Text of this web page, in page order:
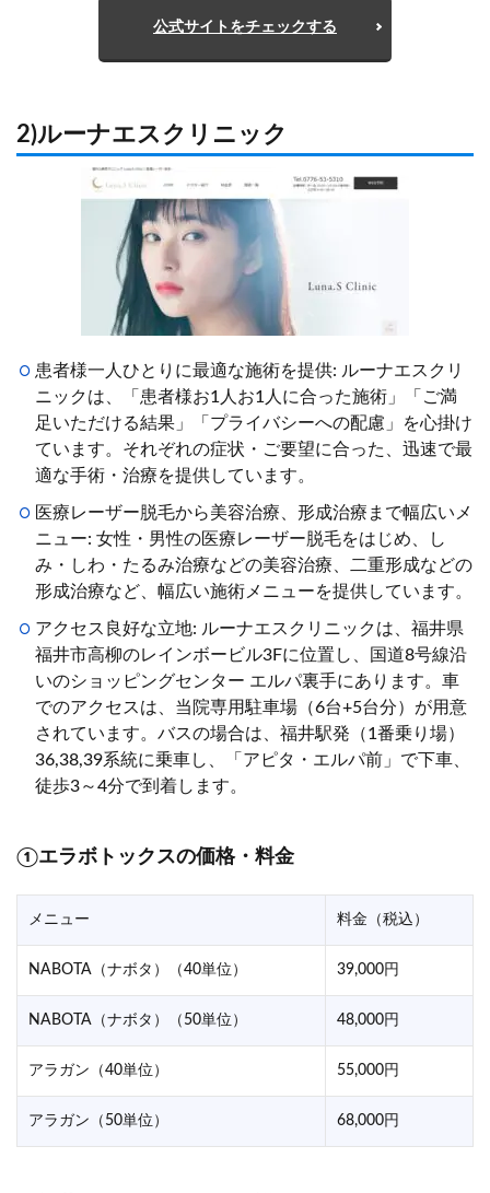
公式サイトをチェックする
2)ルーナエスクリニック
患者様一人ひとりに最適な施術を提供: ルーナエスクリ
ニックは、「患者様お1人お1人に合った施術」「ご満
足いただける結果」「プライバシーへの配慮」を心掛け
ています。それぞれの症状・ご要望に合った、迅速で最
適な手術・治療を提供しています。
医療レーザー脱毛から美容治療、形成治療まで幅広いメ
ニュー: 女性・男性の医療レーザー脱毛をはじめ、し
み・しわ・たるみ治療などの美容治療、二重形成などの
形成治療など、幅広い施術メニューを提供しています。
アクセス良好な立地: ルーナエスクリニックは、福井県
福井市高柳のレインボービル3Fに位置し、国道8号線沿
いのショッピングセンター エルパ裏手にあります。車
でのアクセスは、当院専用駐車場（6台+5台分）が用意
されています。バスの場合は、福井駅発（1番乗り場）
36,38,39系統に乗車し、「アピタ・エルパ前」で下車、
徒歩3～4分で到着します。
①エラボトックスの価格・料金
メニュー 料金（税込）
NABOTA（ナボタ）（40単位） 39,000円
NABOTA（ナボタ）（50単位） 48,000円
アラガン（40単位） 55,000円
アラガン（50単位） 68,000円